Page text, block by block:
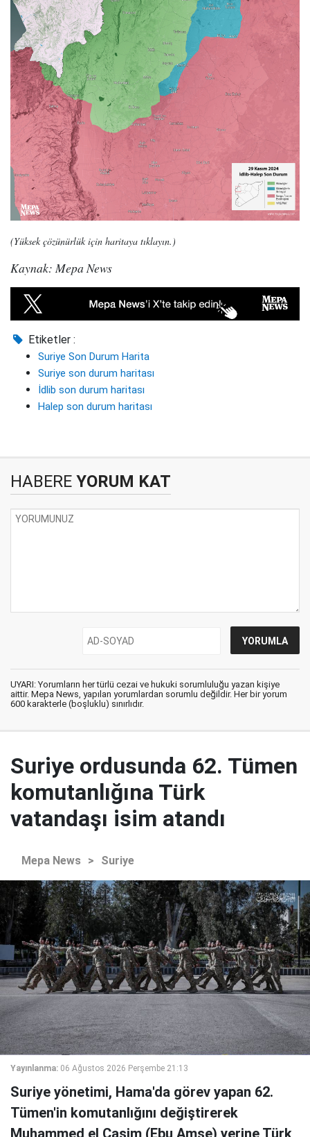
(Yüksek çözünürlük için haritaya tıklayın.)
Kaynak: Mepa News
Etiketler :
Suriye Son Durum Harita
Suriye son durum haritası
İdlib son durum haritası
Halep son durum haritası
HABERE YORUM KAT
UYARI: Yorumların her türlü cezai ve hukuki sorumluluğu yazan kişiye
aittir. Mepa News, yapılan yorumlardan sorumlu değildir. Her bir yorum
600 karakterle (boşluklu) sınırlıdır.
Suriye ordusunda 62. Tümen
komutanlığına Türk
vatandaşı isim atandı
Mepa News > Suriye
Yayınlanma: 06 Ağustos 2026 Perşembe 21:13
Suriye yönetimi, Hama'da görev yapan 62.
Tümen'in komutanlığını değiştirerek
Muhammed el Casim (Ebu Amşe) yerine Türk